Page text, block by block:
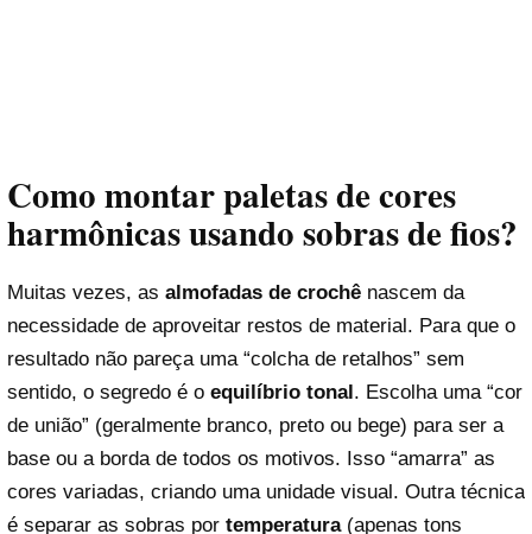
Como montar paletas de cores
harmônicas usando sobras de fios?
Muitas vezes, as almofadas de crochê nascem da
necessidade de aproveitar restos de material. Para que o
resultado não pareça uma “colcha de retalhos” sem
sentido, o segredo é o equilíbrio tonal. Escolha uma “cor
de união” (geralmente branco, preto ou bege) para ser a
base ou a borda de todos os motivos. Isso “amarra” as
cores variadas, criando uma unidade visual. Outra técnica
é separar as sobras por temperatura(apenas tons